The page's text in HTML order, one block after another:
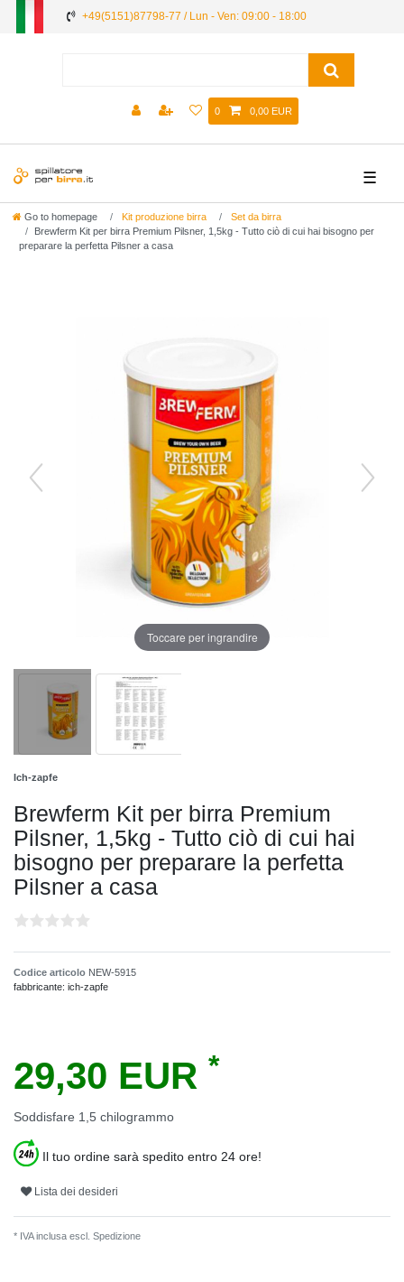
+49(5151)87798-77 / Lun - Ven: 09:00 - 18:00
0 0,00 EUR
☰
Go to homepage Kit produzione birra
Set da birra
Brewferm Kit per birra Premium Pilsner, 1,5kg - Tutto ciò di cui hai bisogno per
preparare la perfetta Pilsner a casa
Toccare per ingrandire
Ich-zapfe
Brewferm Kit per birra Premium
Pilsner, 1,5kg - Tutto ciò di cui hai
bisogno per preparare la perfetta
Pilsner a casa
Codice articolo NEW-5915
fabbricante: ich-zapfe
29,30 EUR *
Soddisfare 1,5 chilogrammo
Il tuo ordine sarà spedito entro 24 ore!
Lista dei desideri
* IVA inclusa escl. Spedizione